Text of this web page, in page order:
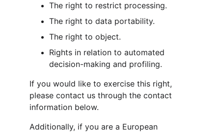
The right to restrict processing.
The right to data portability.
The right to object.
Rights in relation to automated
decision-making and profiling.
If you would like to exercise this right,
please contact us through the contact
information below.
Additionally, if you are a European